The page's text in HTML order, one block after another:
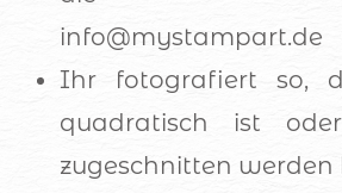
info@mystampart.de
Ihr fotografiert so,
quadratisch ist
zugeschnitten werden